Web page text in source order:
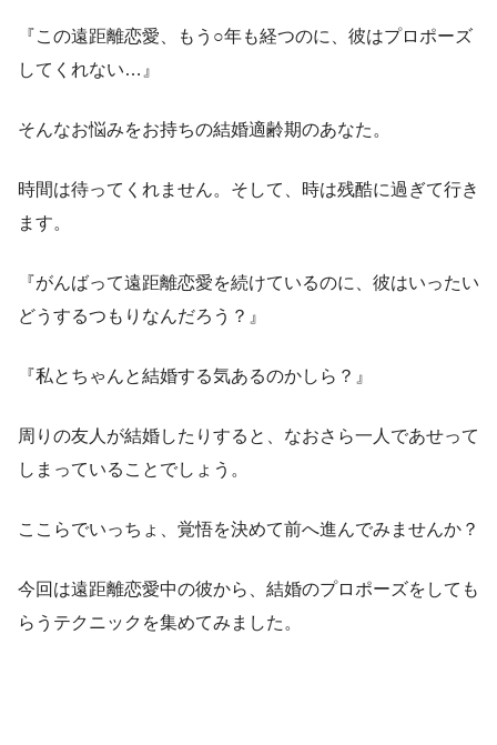
『この遠距離恋愛、もう○年も経つのに、彼はプロポーズ
してくれない…』
そんなお悩みをお持ちの結婚適齢期のあなた。
時間は待ってくれません。そして、時は残酷に過ぎて行き
ます。
『がんばって遠距離恋愛を続けているのに、彼はいったい
どうするつもりなんだろう？』
『私とちゃんと結婚する気あるのかしら？』
周りの友人が結婚したりすると、なおさら一人であせって
しまっていることでしょう。
ここらでいっちょ、覚悟を決めて前へ進んでみませんか？
今回は遠距離恋愛中の彼から、結婚のプロポーズをしても
らうテクニックを集めてみました。